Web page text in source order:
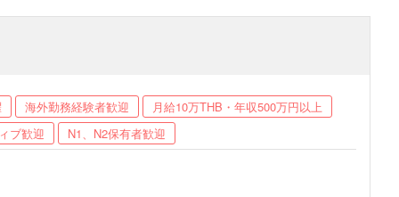
海外勤務経験者歓迎
月給10万THB・年収500万円以上
ブ歓迎
N1、N2保有者歓迎